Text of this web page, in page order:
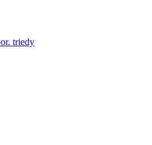
triedy